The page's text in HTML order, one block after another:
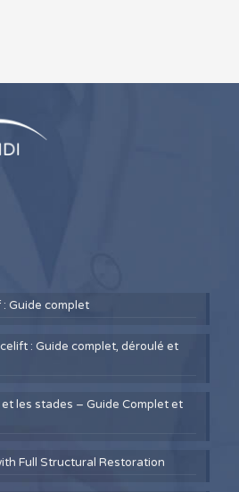
Guide complet
: Guide complet, déroulé et
les stades – Guide Complet et
Full Structural Restoration